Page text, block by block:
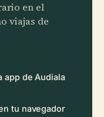
en el
viajas de
app de Audiala
tu navegador